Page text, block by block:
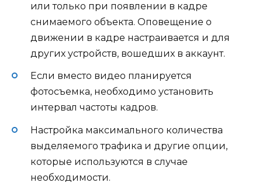
или только при появлении в кадре
снимаемого объекта. Оповещение о
движении в кадре настраивается и для
других устройств, вошедших в аккаунт.
Если вместо видео планируется
фотосъемка, необходимо установить
интервал частоты кадров.
Настройка максимального количества
выделяемого трафика и другие опции,
которые используются в случае
необходимости.